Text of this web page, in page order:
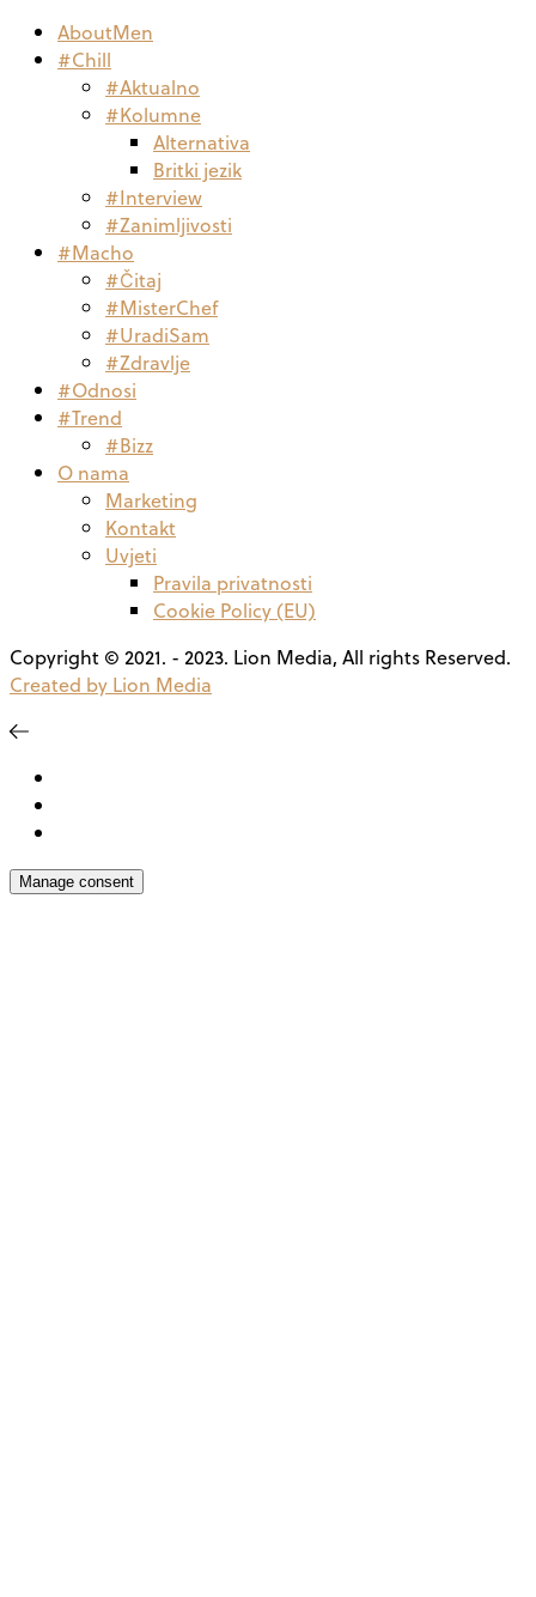
AboutMen
#Chill
#Aktualno
#Kolumne
Alternativa
Britki jezik
#Interview
#Zanimljivosti
#Macho
#Čitaj
#MisterChef
#UradiSam
#Zdravlje
#Odnosi
#Trend
#Bizz
O nama
Marketing
Kontakt
Uvjeti
Pravila privatnosti
Cookie Policy (EU)
Copyright © 2021. - 2023. Lion Media, All rights Reserved.
Created by Lion Media
Manage consent